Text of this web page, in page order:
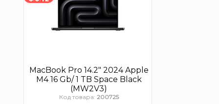
MacBook Pro 14.2″ 2024 Apple
M4 16 Gb/ 1 TB Space Black
(MW2V3)
Код товара: 200725